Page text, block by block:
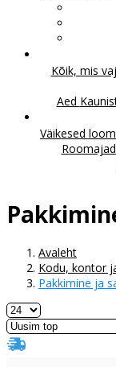
Kõik, mis
Aed
Väikesed
Avaleht
Kodu, kontor
Pakkimine ja